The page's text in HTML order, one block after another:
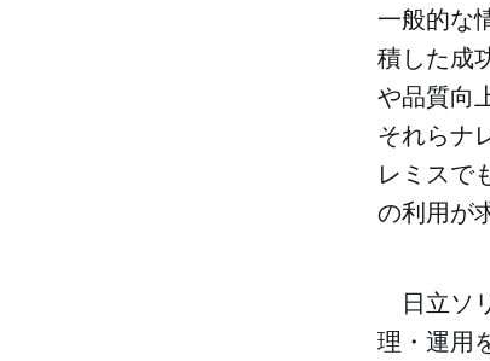
一般的な
積した成
や品質向
それらナ
レミスで
の利用が
日立ソ
理・運用